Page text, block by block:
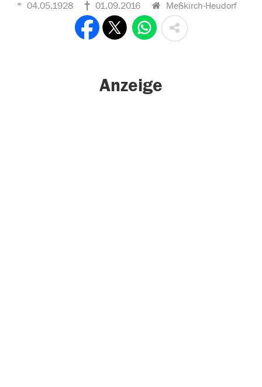
04.05.1928 01.09.2016 Meßkirch-Heudorf
Anzeige